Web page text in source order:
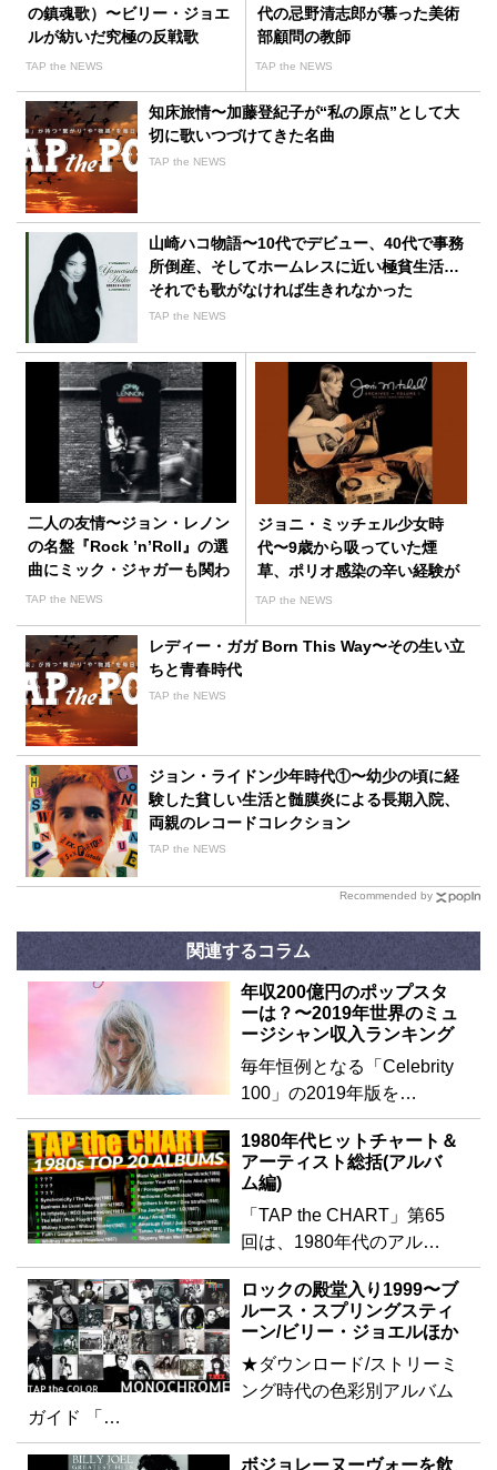
の鎮魂歌）〜ビリー・ジョエ
ルが紡いだ究極の反戦歌
TAP the NEWS
代の忌野清志郎が慕った美術
部顧問の教師
TAP the NEWS
知床旅情〜加藤登紀子が“私の原点”として大
切に歌いつづけてきた名曲
TAP the NEWS
山崎ハコ物語〜10代でデビュー、40代で事務
所倒産、そしてホームレスに近い極貧生活…
それでも歌がなければ生きれなかった
TAP the NEWS
二人の友情〜ジョン・レノン
の名盤『Rock ’n’Roll』の選
曲にミック・ジャガーも関わ
っていた！？
TAP the NEWS
ジョニ・ミッチェル少女時
代〜9歳から吸っていた煙
草、ポリオ感染の辛い経験が
もたらした神秘的な感覚、フ
TAP the NEWS
レディー・ガガ Born This Way〜その生い立
ちと青春時代
TAP the NEWS
ジョン・ライドン少年時代①〜幼少の頃に経
験した貧しい生活と髄膜炎による長期入院、
両親のレコードコレクション
TAP the NEWS
Recommended by
関連するコラム
年収200億円のポップスタ
ーは？〜2019年世界のミュ
ージシャン収入ランキング
毎年恒例となる「Celebrity
100」の2019年版を…
1980年代ヒットチャート＆
アーティスト総括(アルバ
ム編)
「TAP the CHART」第65
回は、1980年代のアル…
ロックの殿堂入り1999〜ブ
ルース・スプリングスティ
ーン/ビリー・ジョエルほか
★ダウンロード/ストリーミ
ング時代の色彩別アルバム
ガイド 「…
ボジョレーヌーヴォーを飲